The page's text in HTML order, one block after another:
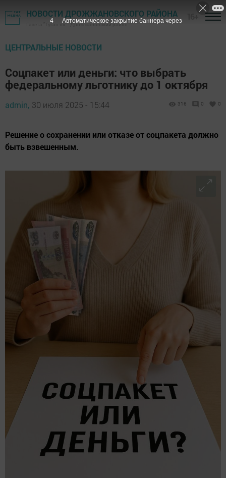
НОВОСТИ ДРОЖЖАНОВСКОГО РАЙОНА
Газета "Туган як" - Дрожжановский район
ЦЕНТРАЛЬНЫЕ НОВОСТИ
Соцпакет или деньги: что выбрать
федеральному льготнику до 1 октября
admin, 30 июля 2025 - 15:44 316 0 0
Решение о сохранении или отказе от соцпакета должно
быть взвешенным.
3 Автоматическое закрытие баннера через